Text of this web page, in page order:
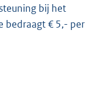
bij het
bedraagt € 5,- per